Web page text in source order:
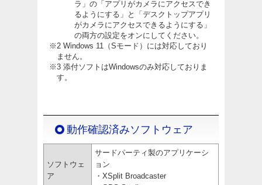
ラ」の「アプリがカメラにアクセスでき
るようにする」と「デスクトップアプリ
がカメラにアクセスできるようにする」
の両方の設定をオンにしてください。
※2 Windows 11（Sモード）には対応しており
ません。
※3 添付ソフトはWindowsのみ対応しておりま
す。
動作確認済みソフトウェア
ソフトウェ
ア
サードパーティ製のアプリケーシ
ョン
・XSplit Broadcaster